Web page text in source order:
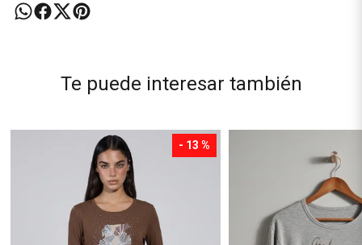
Te puede interesar también
- 13 %